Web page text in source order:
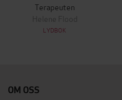
Terapeuten
Helene Flood
LYDBOK
OM OSS